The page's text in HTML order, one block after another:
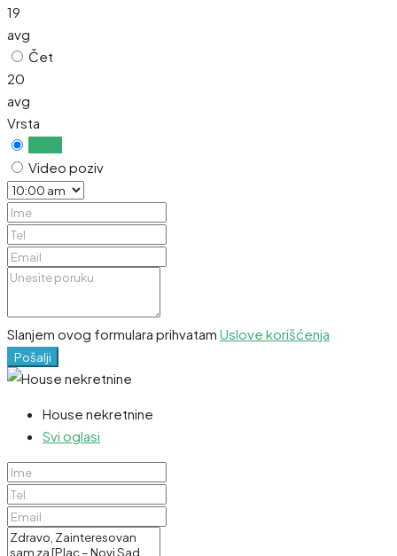
19
avg
Čet
20
avg
Vrsta
Video poziv
Slanjem ovog formulara prihvatam Uslove korišćenja
Pošalji
House nekretnine
Svi oglasi